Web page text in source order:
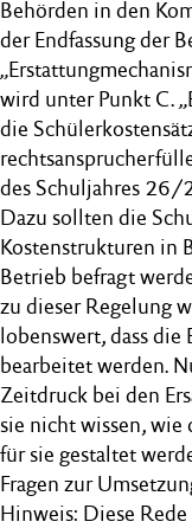
Behörden in den
der Endfassung der
wird unter Punkt C.
die
des Schuljahres 26/
Dazu sollten die
Kostenstrukturen in
Betrieb befragt
zu dieser Regelung
lobenswert, dass die
bearbeitet werden.
Zeitdruck bei den
sie nicht wissen,
für sie gestaltet
Fragen zur
Hinweis: Diese